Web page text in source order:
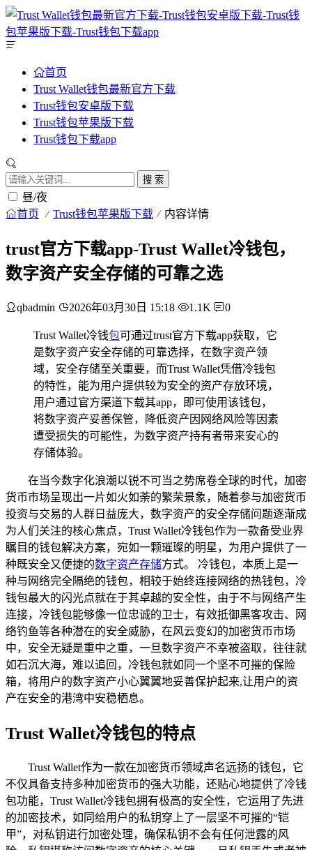
首页
Trust Wallet钱包最新官方下载
Trust钱包安卓版下载
Trust钱包苹果版下载
Trust钱包下载app
搜 索
昼/夜
首页 Trust钱包苹果版下载 内容详情
trust官方下载app-Trust Wallet冷钱包，
数字资产安全存储的可靠之选
qbadmin 2026年03月30日 15:18 1.1K 0
Trust Wallet冷钱包可通过trust官方下载app获取，它
是数字资产安全存储的可靠选择，在数字资产领
域，安全存储至关重要，而Trust Wallet凭借冷钱包
的特性，能为用户提供较为安全的资产存放环境，
用户通过官方渠道下载其app，即可使用该钱包，
将数字资产妥善保管，降低资产因网络风险等因素
遭受损失的可能性，为数字资产持有者带来安心的
存储体验。
在当今数字化浪潮以锐不可当之势席卷全球的时代，加密
货币市场呈现出一片如火如荼的繁荣景象，随着参与加密货币
投资与交易的人群日益庞大，数字资产的安全存储问题逐渐成
为人们关注的核心焦点，Trust Wallet冷钱包作为一款备受业界
瞩目的钱包解决方案，宛如一颗璀璨的明星，为用户提供了一
种既安全又便捷的数字资产存储方式。 冷钱包，本质上是一
种与网络完全隔绝的钱包，相较于始终连接网络的热钱包，冷
钱包最大的闪光点就在于其卓越的安全性，由于不与网络产生
连接，冷钱包能够像一位忠诚的卫士，有效抵御黑客攻击、网
络钓鱼等各种潜在的安全威胁，在风云变幻的加密货币市场
中，安全无疑是重中之重，一旦数字资产不幸被盗取，往往就
如石沉大海，难以追回，冷钱包就如同一个坚不可摧的保险
箱，将用户的数字资产小心翼翼地妥善保护起来,让用户的资
产在安全的港湾中安稳栖息。
Trust Wallet冷钱包的特点
Trust Wallet作为一款在加密货币领域声名远扬的钱包，它
不仅具备支持多种加密货币的强大功能，还贴心地提供了冷钱
包功能，Trust Wallet冷钱包拥有极高的安全性，它运用了先进
的加密技术，如同给用户的私钥穿上了一层坚不可摧的“铠
甲”，对私钥进行加密处理，确保私钥不会有任何泄露的风